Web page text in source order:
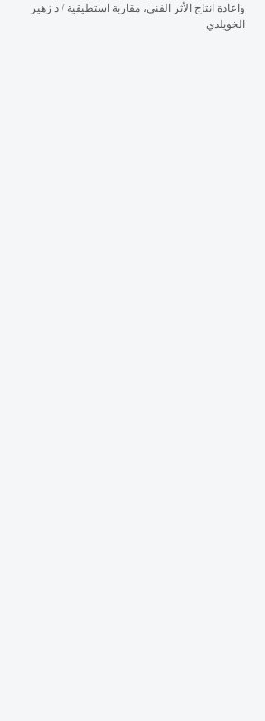
واعادة انتاج الأثر الفني، مقاربة استطيقية / د زهير
الخويلدي